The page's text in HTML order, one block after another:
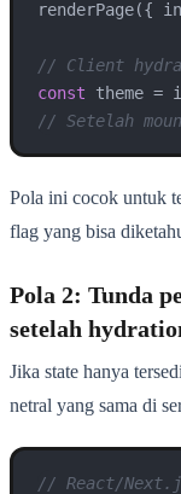
renderPage({
// Client
const theme =
// Setelah
Pola ini cocok untuk
flag yang bisa
Pola 2: Tunda
setelah
Jika state hanya
netral yang sama di
// React/